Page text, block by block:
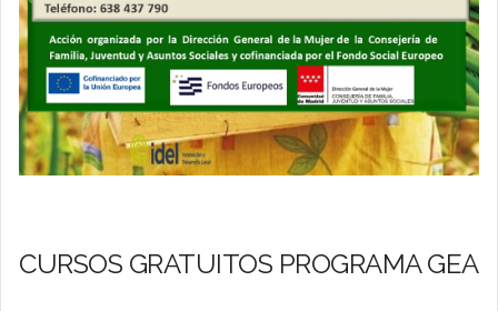
CURSOS GRATUITOS PROGRAMA GEA